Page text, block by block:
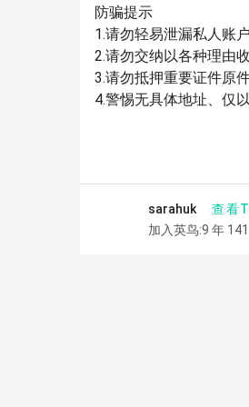
防骗提示
1.请勿轻易泄漏私人账
2.请勿交纳以各种理由
3.请勿抵押重要证件原
4.警惕无具体地址、仅
sarahuk
查看
加入英鸟:9 年